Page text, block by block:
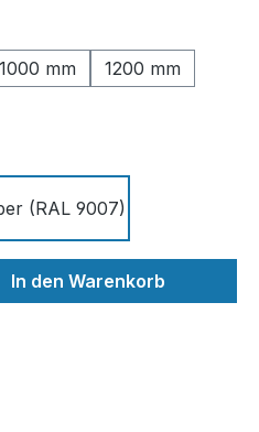
1000 mm
1200 mm
(RAL 9007)
den
In den Warenkorb